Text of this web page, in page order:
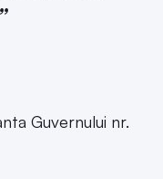
Guvernului nr.